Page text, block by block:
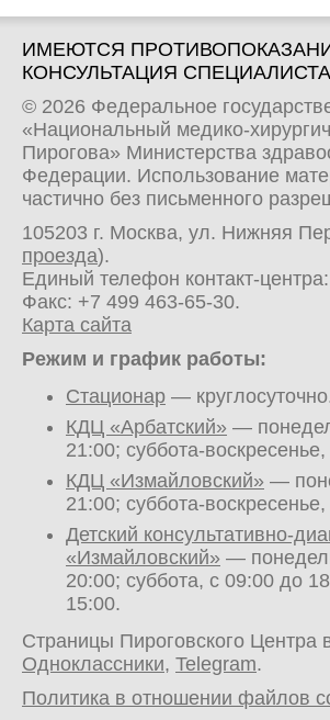
ИМЕЮТСЯ
КОНСУЛЬТАЦИЯ
© 2026 Федеральное
«Национальный медико-
Пирогова» Министерства
Федерации. Использование
частично без письменного
105203 г. Москва, ул. Нижняя
проезда).
Единый телефон контакт-центра:
Факс: +7 499 463-65-30.
Карта сайта
Режим и график работы:
Стационар —
КДЦ «Арбатский» —
21:00; суббота-
КДЦ «Измайловский» —
21:00; суббота-
Детский консультативно-
«Измайловский» —
20:00; суббота, с 09:00 до
15:00.
Страницы Пироговского Центра
Одноклассники, Telegram.
Политика в отношении файлов